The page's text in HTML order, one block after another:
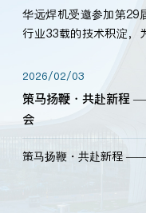
华远焊机受邀参加第29
行业33载的技术积淀，
2026/02/03
策马扬鞭・共赴新程
会
策马扬鞭・共赴新程